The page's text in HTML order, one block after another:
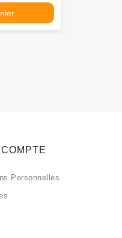
Personnelles